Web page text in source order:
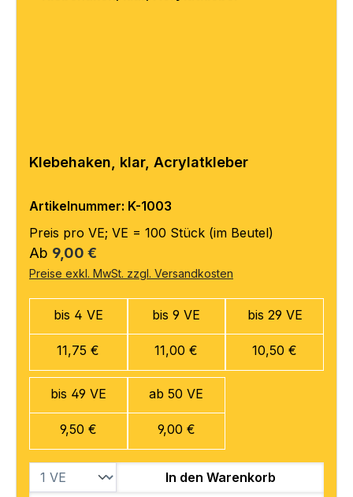
Klebehaken, klar, Acrylatkleber
Artikelnummer: K-1003
Preis pro VE; VE = 100 Stück (im Beutel)
Regulärer Preis:
Ab 9,00 €
Preise exkl. MwSt. zzgl. Versandkosten
bis 4 VE
11,75 €
bis 9 VE
11,00 €
bis 29 VE
10,50 €
bis 49 VE
9,50 €
ab 50 VE
9,00 €
In den Warenkorb